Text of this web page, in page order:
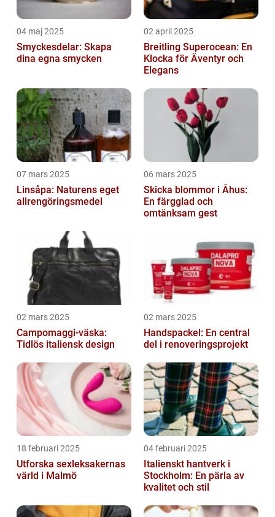
04 maj 2025
Smyckesdelar: Skapa
dina egna smycken
02 april 2025
Breitling Superocean: En
Klocka för Äventyr och
Elegans
07 mars 2025
Linsåpa: Naturens eget
allrengöringsmedel
06 mars 2025
Skicka blommor i Åhus:
En färgglad och
omtänksam gest
02 mars 2025
Campomaggi-väska:
Tidlös italiensk design
02 mars 2025
Handspackel: En central
del i renoveringsprojekt
18 februari 2025
Utforska sexleksakernas
värld i Malmö
04 februari 2025
Italienskt hantverk i
Stockholm: En pärla av
kvalitet och stil